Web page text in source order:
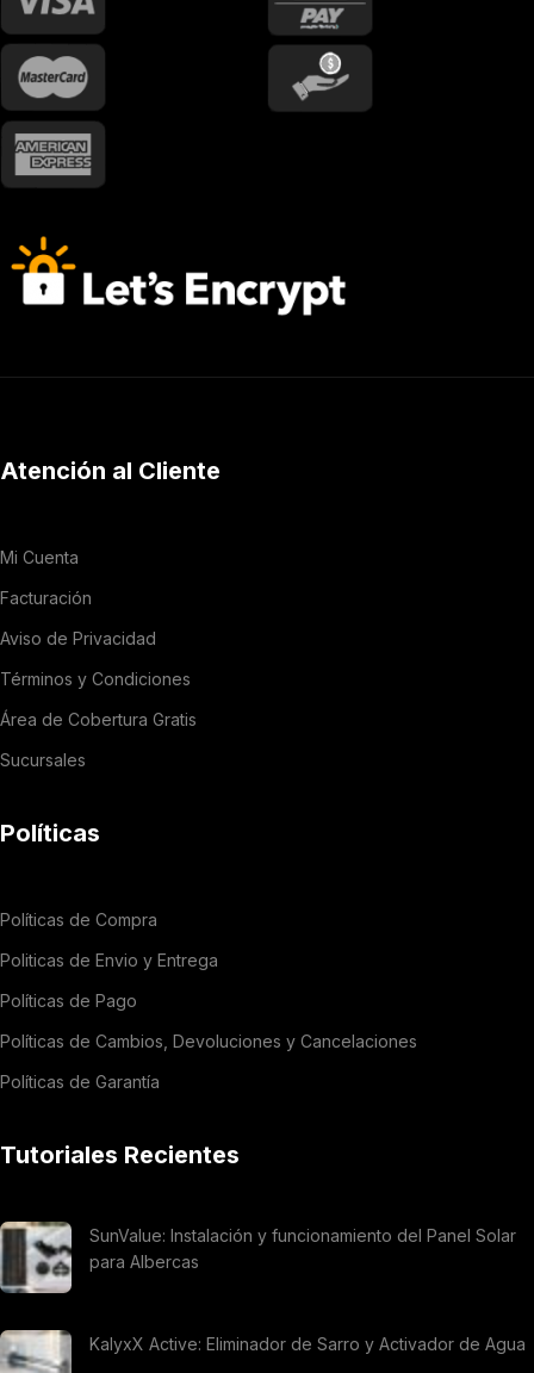
Atención al Cliente
Mi Cuenta
Facturación
Aviso de Privacidad
Términos y Condiciones
Área de Cobertura Gratis
Sucursales
Políticas
Políticas de Compra
Politicas de Envio y Entrega
Políticas de Pago
Políticas de Cambios, Devoluciones y Cancelaciones
Políticas de Garantía
Tutoriales Recientes
SunValue: Instalación y funcionamiento del Panel Solar
para Albercas
KalyxX Active: Eliminador de Sarro y Activador de Agua